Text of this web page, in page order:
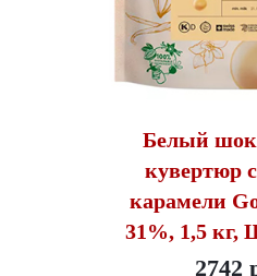
Белый
кувертюр
карамели
31%, 1,5 кг,
2742